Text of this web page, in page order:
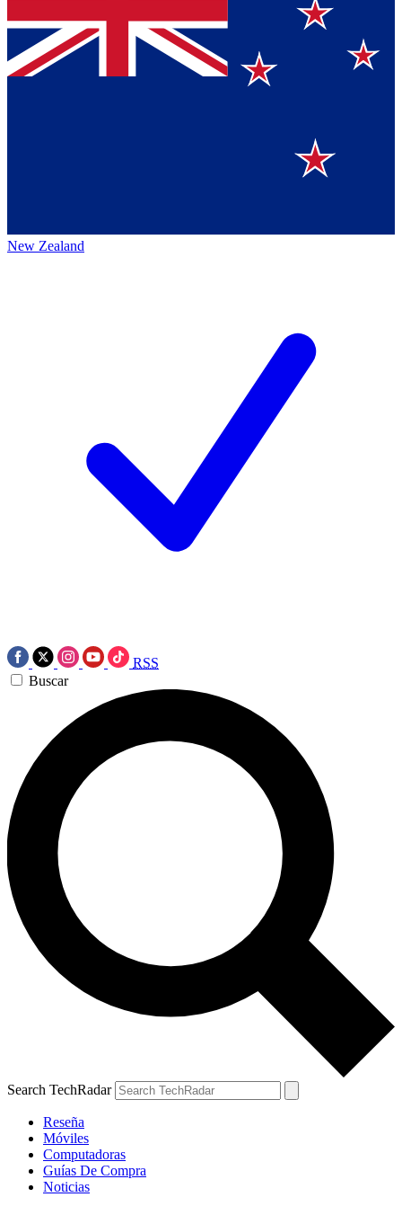
New Zealand
RSS
Buscar
Search TechRadar
Reseña
Móviles
Computadoras
Guías De Compra
Noticias